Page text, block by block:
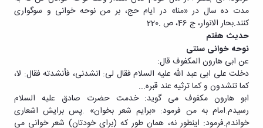
مدت ده سال در «منا» در ایام حج، بر من نوحه خوانی و سوگواری
کنند.بحار الانوار، ج 46، ص .220
حدیث هفتم
نوحه خوانی سنتی
عن ابی هارون المکفوف قال:
دخلت علی ابی عبد الله علیه السلام فقال لی: انشدنی، فأنشدته فقال: لا،
کما تنشدون و کما ترثیه عند قبره...
ابو هارون مکفوف می گوید: خدمت حضرت صادق علیه السلام
رسیدم.امام به من فرمود: «برایم شعر بخوان» .پس برایش اشعاری
خواندم.فرمود: اینطور نه، همان طور که (برای خودتان) شعر خوانی می